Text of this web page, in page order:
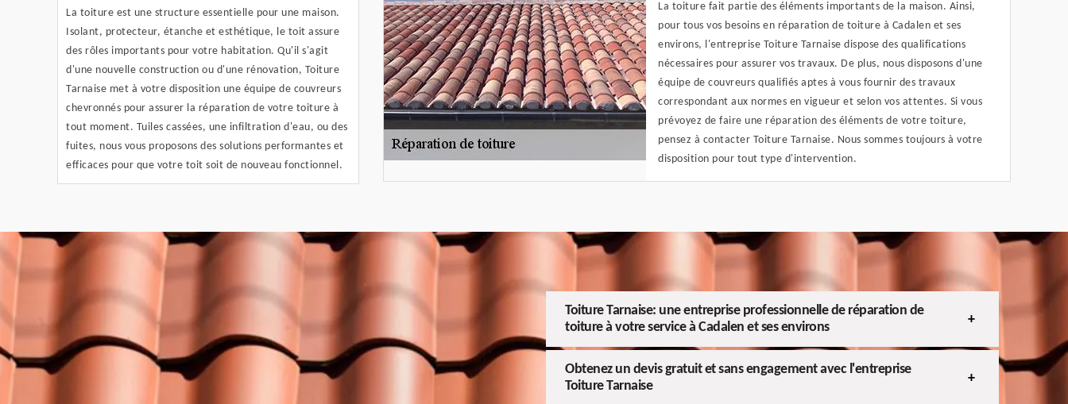
La toiture est une structure essentielle pour une maison.
Isolant, protecteur, étanche et esthétique, le toit assure
des rôles importants pour votre habitation. Qu'il s'agit
d'une nouvelle construction ou d'une rénovation, Toiture
Tarnaise met à votre disposition une équipe de couvreurs
chevronnés pour assurer la réparation de votre toiture à
tout moment. Tuiles cassées, une infiltration d'eau, ou des
fuites, nous vous proposons des solutions performantes et
efficaces pour que votre toit soit de nouveau fonctionnel.
La toiture fait partie des éléments importants de la maison. Ainsi,
pour tous vos besoins en réparation de toiture à Cadalen et ses
environs, l'entreprise Toiture Tarnaise dispose des qualifications
nécessaires pour assurer vos travaux. De plus, nous disposons d'une
équipe de couvreurs qualifiés aptes à vous fournir des travaux
correspondant aux normes en vigueur et selon vos attentes. Si vous
prévoyez de faire une réparation des éléments de votre toiture,
pensez à contacter Toiture Tarnaise. Nous sommes toujours à votre
disposition pour tout type d'intervention.
Toiture Tarnaise: une entreprise professionnelle de réparation de
toiture à votre service à Cadalen et ses environs
Obtenez un devis gratuit et sans engagement avec l'entreprise
Toiture Tarnaise